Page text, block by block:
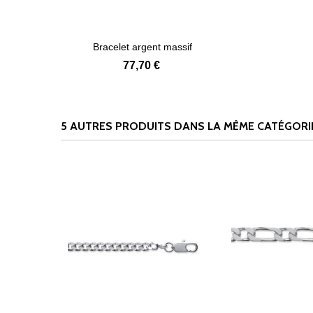
Afficher détails
Bracelet argent massif
homme...
77,70 €
5 AUTRES PRODUITS DANS LA MÊME